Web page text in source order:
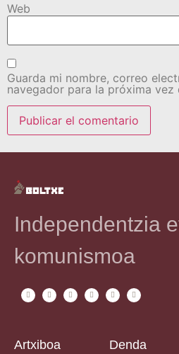
Web
Guarda mi nombre, correo
navegador para la próxima vez
Independentzia
komunismoa
Artxiboa Denda